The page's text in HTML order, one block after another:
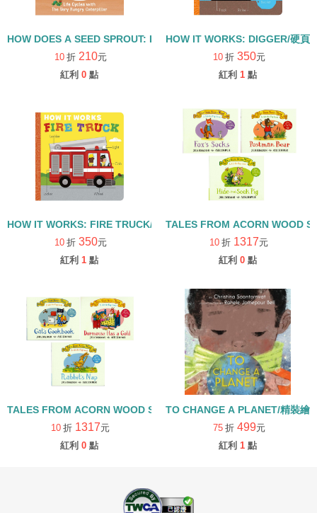
HOW DOES A SEED SPROUT: LIFE CYCLES WITH THE VERY
10 折 210元
紅利 0 點
HOW IT WORKS: DIGGER/硬頁
10 折 350元
紅利 1 點
HOW IT WORKS: FIRE TRUCK/硬頁書
10 折 350元
紅利 1 點
TALES FROM ACORN WOOD
10 折 1317元
紅利 0 點
TALES FROM ACORN WOOD STORY COLLECTION 生活日常組/
10 折 1317元
紅利 0 點
TO CHANGE A PLANET/精裝繪
75 折 499元
紅利 1 點